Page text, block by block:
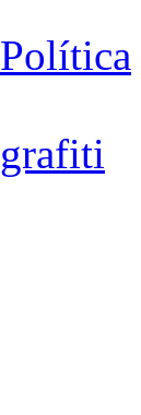
Política
grafiti